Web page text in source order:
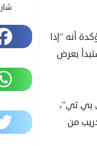
أنه "إذا
بعرض
بي تي"،
من
Facebook
Twitter